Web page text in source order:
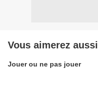
Vous aimerez aussi
Jouer ou ne pas jouer